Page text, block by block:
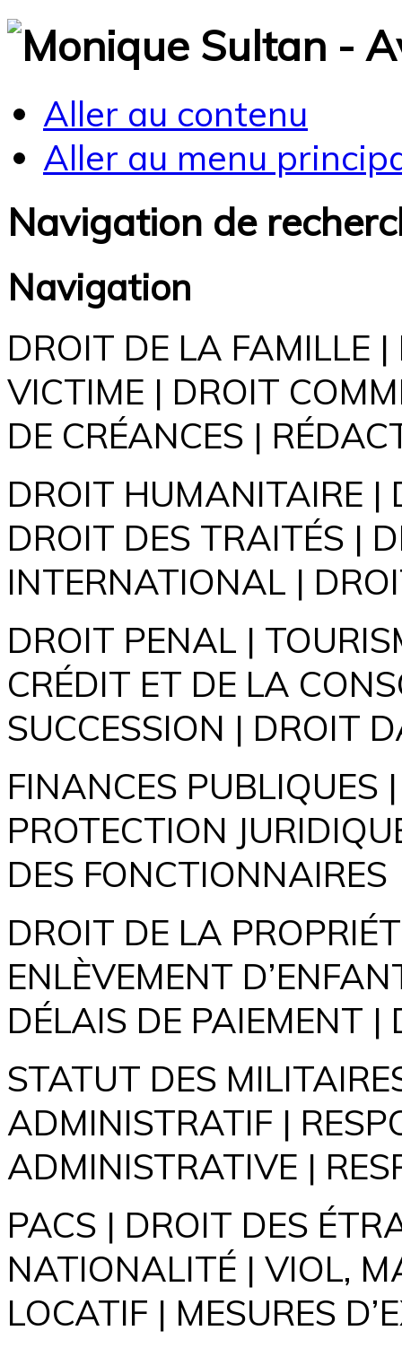
Aller au contenu
Aller au menu
Navigation de
Navigation
DROIT DE LA FAMILLE
VICTIME | DROIT
DE CRÉANCES |
DROIT HUMANITAIRE |
DROIT DES TRAITÉS |
INTERNATIONAL |
DROIT PENAL |
CRÉDIT ET DE LA
SUCCESSION | DROIT
FINANCES PUBLIQUES
PROTECTION
DES FONCTIONNAIRES
DROIT DE LA
ENLÈVEMENT
DÉLAIS DE PAIEMENT |
STATUT DES
ADMINISTRATIF |
ADMINISTRATIVE |
PACS | DROIT DES
NATIONALITÉ | VIOL,
LOCATIF | MESURES